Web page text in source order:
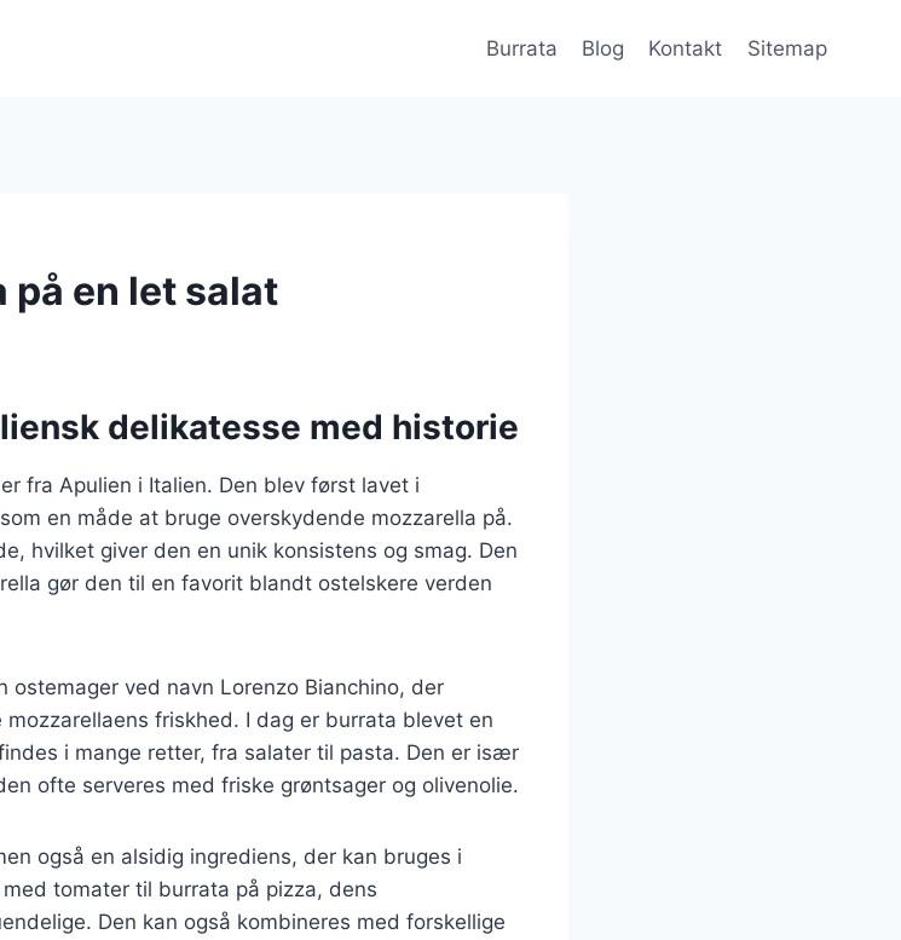
Burrata Blog Kontakt Sitemap
på en let salat
delikatesse med historie
fra Apulien i Italien. Den blev først lavet i
en måde at bruge overskydende mozzarella på.
hvilket giver den en unik konsistens og smag. Den
gør den til en favorit blandt ostelskere verden
ved navn Lorenzo Bianchino, der
friskhed. I dag er burrata blevet en
i mange retter, fra salater til pasta. Den er især
ofte serveres med friske grøntsager og olivenolie.
også en alsidig ingrediens, der kan bruges i
tomater til burrata på pizza, dens
Den kan også kombineres med forskellige